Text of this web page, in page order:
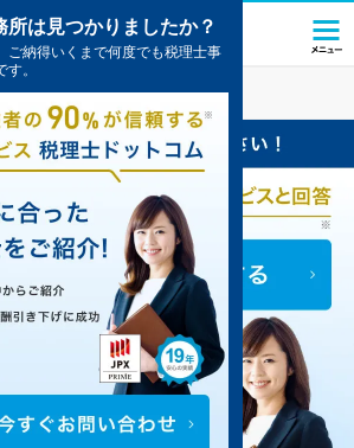
計事務所の一覧1件掲載中
は見つかりましたか？
ご納得いくまで何度でも税理士事
。